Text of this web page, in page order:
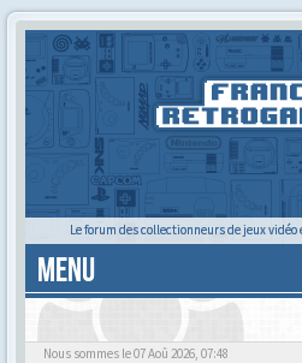
Le forum des collectionneurs de jeux
MENU
Tu cherches quelqu'un ?
Nous sommes le 07 Aoû 2026, 07:48